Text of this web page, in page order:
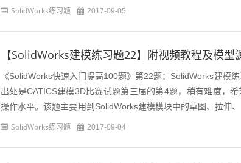
征命令，希望...
SolidWorks练习题 2017-09-05
【SolidWorks建模练习题22】附视频教程及模型
《SolidWorks快速入门提高100题》第22题：SolidWorks建模
出处是CATICS建模3D比赛试题第三届的第4题，稍有难度，
操作水平。该题主要用到SolidWorks建模模块中的草图、拉伸
征命令，希望...
SolidWorks练习题 2017-09-04